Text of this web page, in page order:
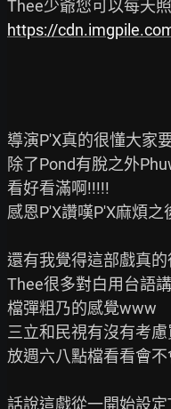
https://
導演P'X真的很懂大家
除了Pond有脫之外
看好看滿啊!!!!!
感恩P'X讚嘆P'X麻煩之
還有我覺得這部戲真
Thee很多對白用台語
檔彈粗乃的感覺www
三立和民視有沒有考
放週六八點檔看看會
話說這戲從一開始設